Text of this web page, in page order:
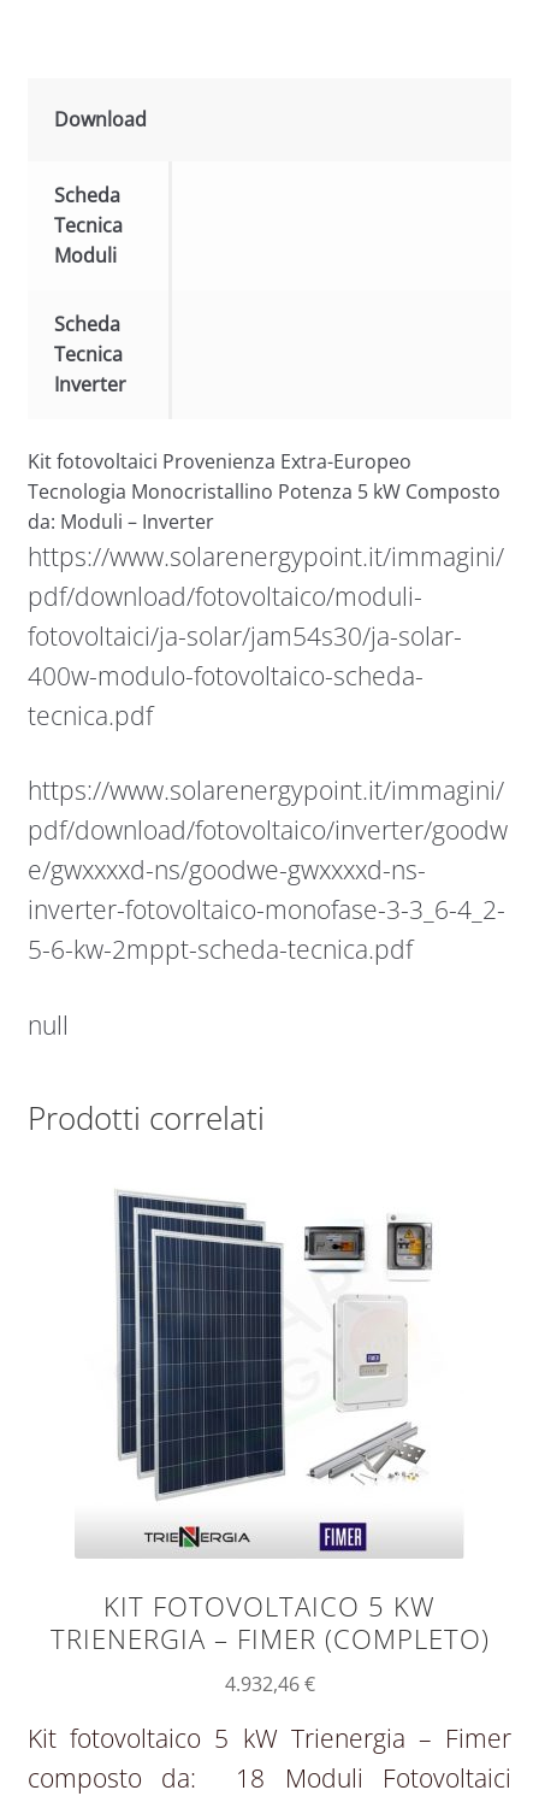
Download
Scheda
Tecnica
Moduli
Scheda
Tecnica
Inverter
Kit fotovoltaici Provenienza Extra-Europeo
Tecnologia Monocristallino Potenza 5 kW Composto
da: Moduli – Inverter
https://www.solarenergypoint.it/immagini/
pdf/download/fotovoltaico/moduli-
fotovoltaici/ja-solar/jam54s30/ja-solar-
400w-modulo-fotovoltaico-scheda-
tecnica.pdf
https://www.solarenergypoint.it/immagini/
pdf/download/fotovoltaico/inverter/goodw
e/gwxxxxd-ns/goodwe-gwxxxxd-ns-
inverter-fotovoltaico-monofase-3-3_6-4_2-
5-6-kw-2mppt-scheda-tecnica.pdf
null
Prodotti correlati
KIT FOTOVOLTAICO 5 KW
TRIENERGIA – FIMER (COMPLETO)
4.932,46€
Kit fotovoltaico 5 kW Trienergia – Fimer
composto da: 18 Moduli Fotovoltaici